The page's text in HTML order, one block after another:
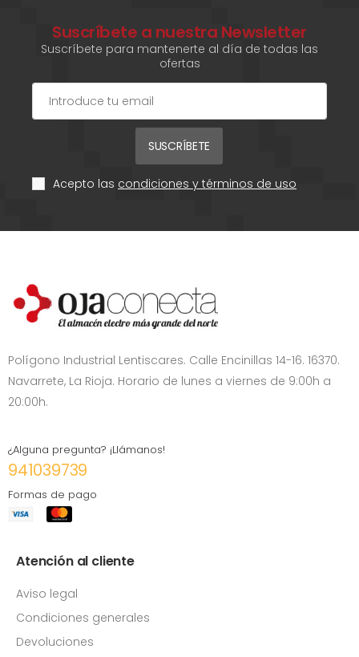
Suscríbete a nuestra Newsletter
Suscríbete para mantenerte al día de todas las
ofertas
SUSCRÍBETE
Acepto las condiciones y términos de uso
Polígono Industrial Lentiscares. Calle Encinillas 14-16. 16370.
Navarrete, La Rioja. Horario de lunes a viernes de 9:00h a
20:00h.
¿Alguna pregunta? ¡Llámanos!
941039739
Formas de pago
Atención al cliente
Aviso legal
Condiciones generales
Devoluciones